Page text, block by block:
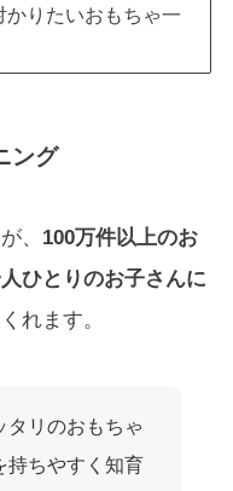
かりたいおもちゃ一
ング
、 100万件以上のお
ひとりのお子さんに
れます。
タリのおもちゃ
持ちやすく知育